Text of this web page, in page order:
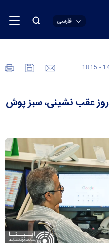
فارسی
شاخص کل بورس پس از ۱۱ روز عقب نشینی، سبز پوش